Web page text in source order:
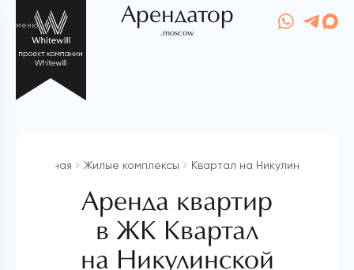
меню Арендатор
.moscow
Главная Жилые комплексы Квартал на Никулинской
Аренда квартир
в ЖК Квартал
на Никулинской